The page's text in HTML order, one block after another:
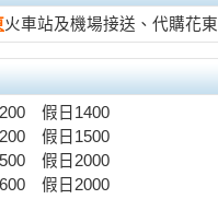
火車站及機場接送、代購花
假日1400
假日1500
假日2000
假日2000